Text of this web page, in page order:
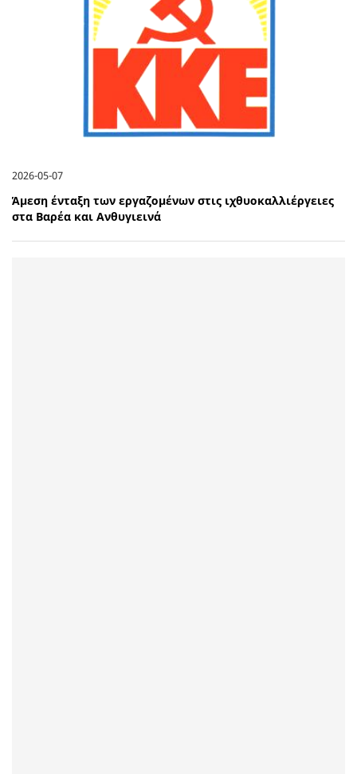
2026-05-07
Άμεση ένταξη των εργαζομένων στις ιχθυοκαλλιέργειες
στα Βαρέα και Ανθυγιεινά